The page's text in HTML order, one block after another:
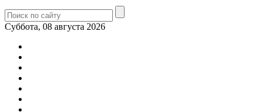
Суббота, 08 августа 2026